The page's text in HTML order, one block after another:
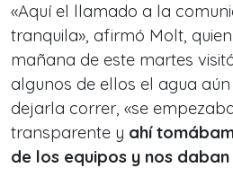
«Aquí el llamado a la
tranquila», afirmó Molt,
mañana de este martes
algunos de ellos el agua
dejarla correr, «se
transparente y ahí
de los equipos y nos